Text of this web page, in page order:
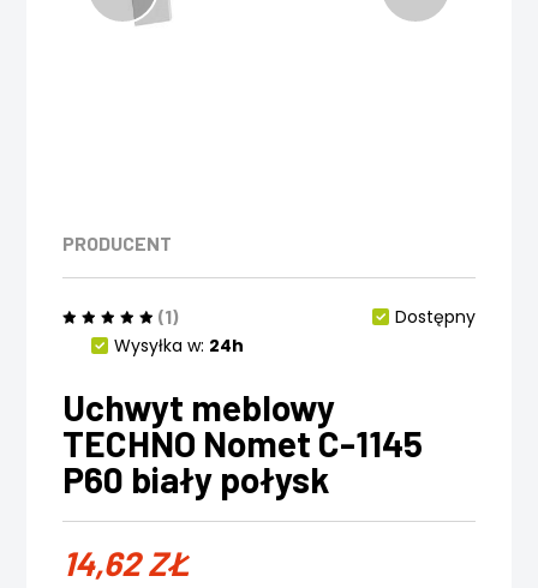
PRODUCENT
(1)
Dostępny
Wysyłka w: 24h
Uchwyt meblowy
TECHNO Nomet C-1145
P60 biały połysk
14,62ZŁ